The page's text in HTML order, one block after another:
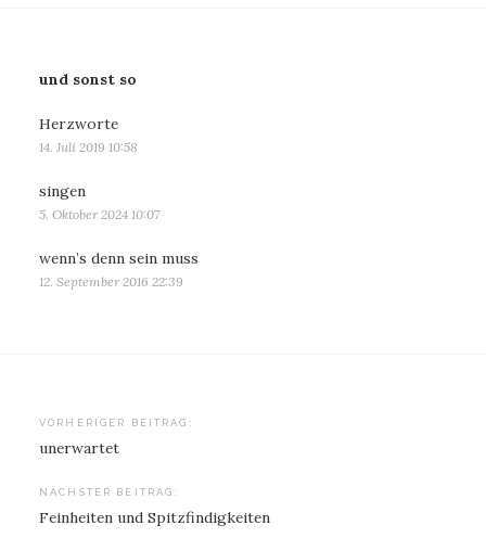
und sonst so
Herzworte
14. Juli 2019 10:58
singen
5. Oktober 2024 10:07
wenn’s denn sein muss
12. September 2016 22:39
Beitragsnavigation
VORHERIGER BEITRAG:
unerwartet
NÄCHSTER BEITRAG:
Feinheiten und Spitzfindigkeiten